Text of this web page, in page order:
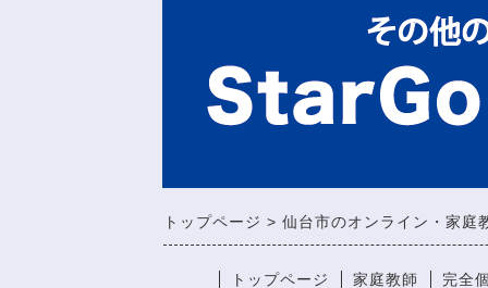
トップページ 仙台市のオンライン・家庭
トップページ 家庭教師
完全